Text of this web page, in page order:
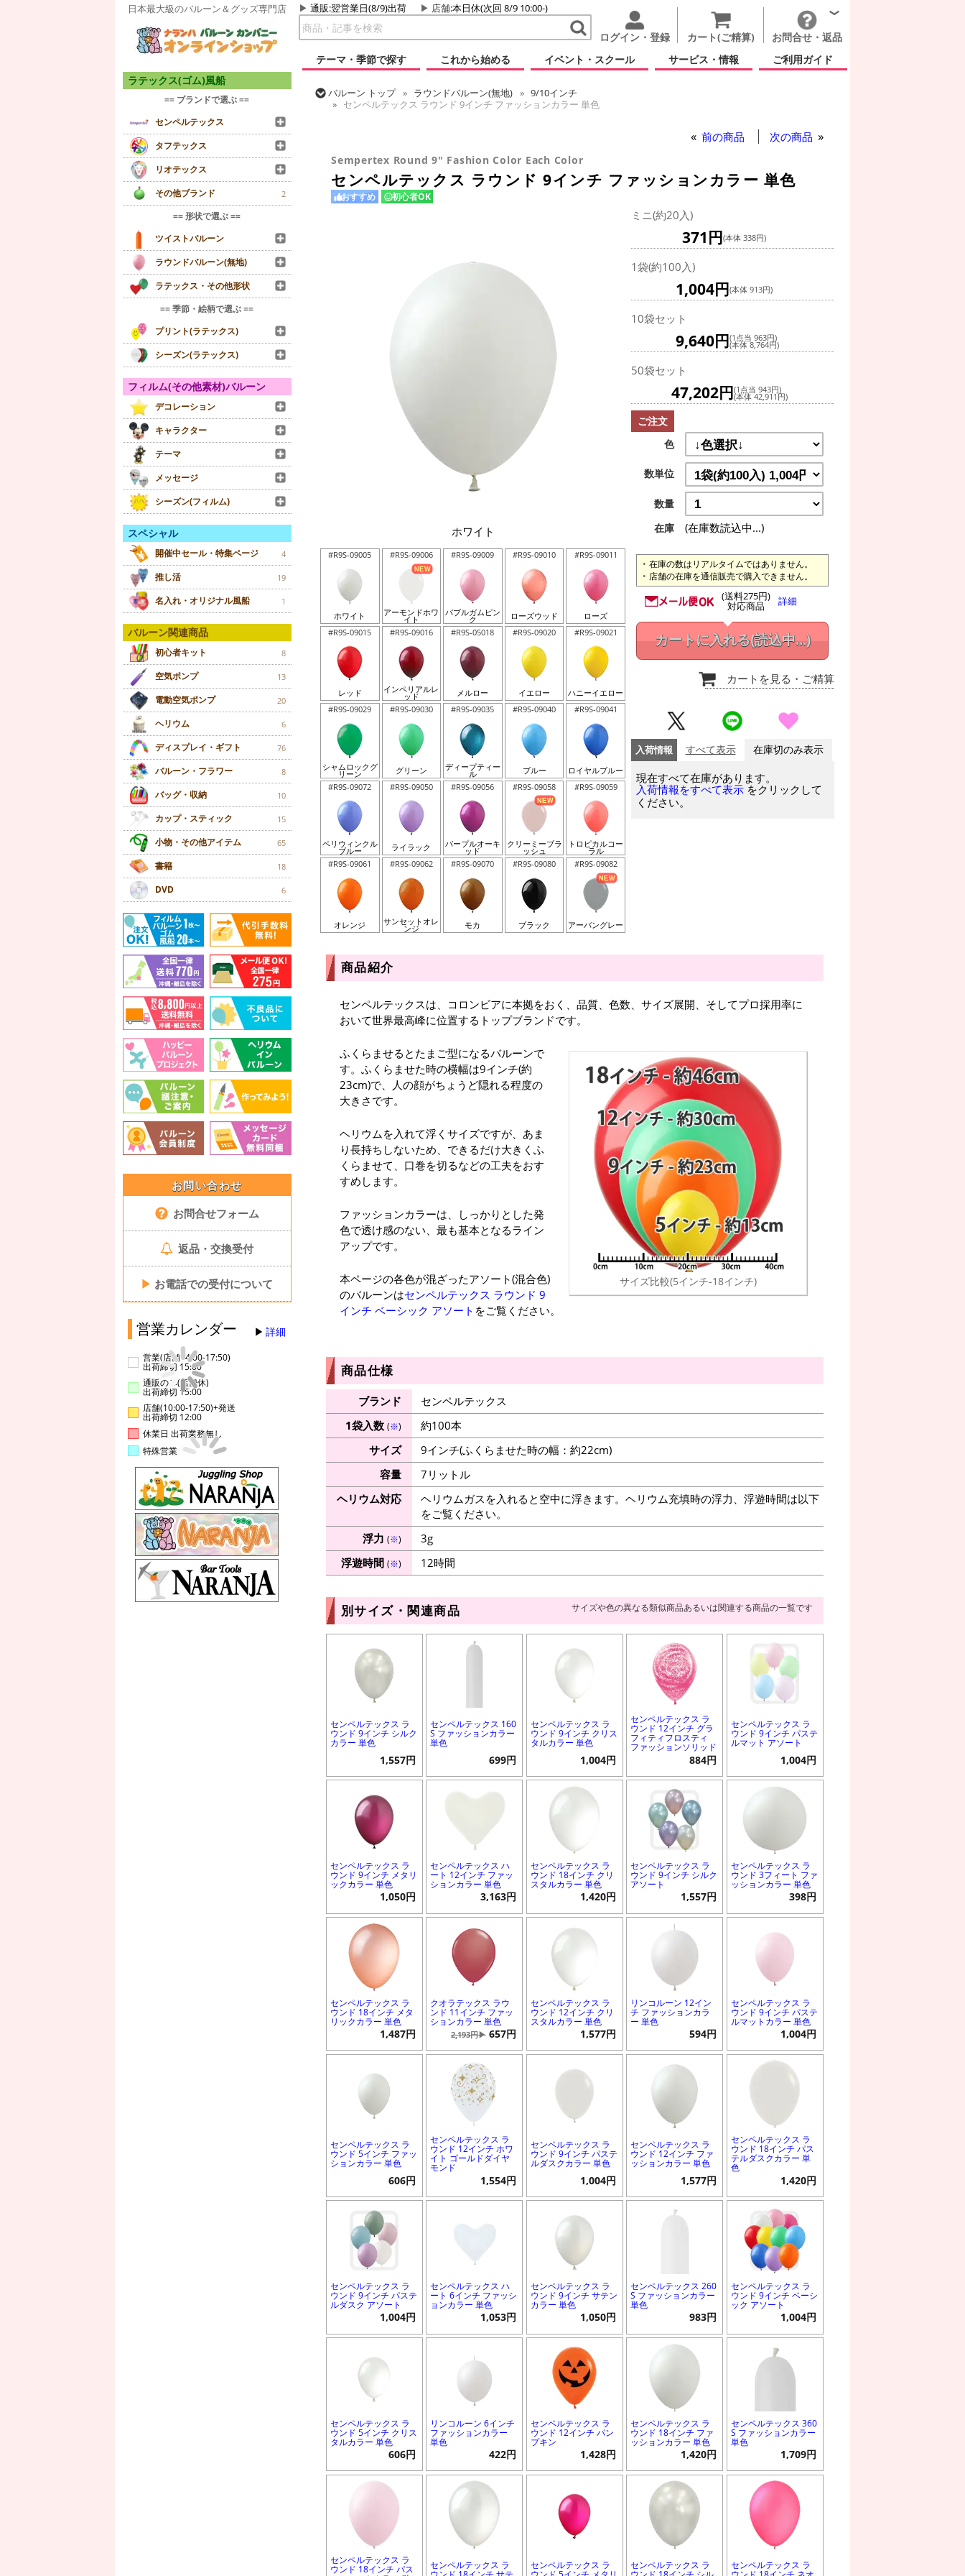
日本最大級のバルーン＆グッズ専門店 通販:翌営業日(8/9)出荷 店舗:本日休(次回 8/9 10:00-)
ログイン・登録 カート(ご精算)
お問合せ・返品
テーマ・季節で探す
これから始める イベント・スクール サービス・情報 ご利用ガイド
ラテックス(ゴム)風船
== ブランドで選ぶ ==
センペルテックス
タフテックス
リオテックス
その他ブランド
2
== 形状で選ぶ ==
ツイストバルーン
ラウンドバルーン(無地)
ラテックス・その他形状
== 季節・絵柄で選ぶ ==
プリント(ラテックス)
シーズン(ラテックス)
フィルム(その他素材)バルーン
デコレーション
キャラクター
テーマ
メッセージ
シーズン(フィルム)
スペシャル
開催中セール・特集ページ 4
推し活 19
名入れ・オリジナル風船 1
バルーン関連商品
初心者キット 8
空気ポンプ 13
電動空気ポンプ 20
ヘリウム 6
ディスプレイ・ギフト 76
バルーン・フラワー 8
バッグ・収納 10
カップ・スティック 15
小物・その他アイテム 65
書籍 18
DVD 6
お問い合わせ
お問合せフォーム
返品・交換受付
▶ お電話での受付について
営業カレンダー 詳細
営業(店舗14:00-17:50)
出荷締切 15:00
通販のみ(店舗休)
出荷締切 15:00
店舗(10:00-17:50)+発送
出荷締切 12:00
休業日 出荷業務無し
特殊営業
バルーン トップ ラウンドバルーン(無地)
9/10インチ
センペルテックス ラウンド 9インチ ファッションカラー 単色
前の商品 次の商品
Sempertex Round 9" Fashion Color Each Color
センペルテックス ラウンド 9インチ ファッションカラー 単色
おすすめ 初心者OK
ホワイト
#R9S-09005
ホワイト
#R9S-09006
アーモンドホワ
イト
#R9S-09009
バブルガムピン
ク
#R9S-09010
ローズウッド
#R9S-09011
ローズ
#R9S-09015
レッド
#R9S-09016
インペリアルレ
ッド
#R9S-05018
メルロー
#R9S-09020
イエロー
#R9S-09021
ハニーイエロー
#R9S-09029
シャムロックグ
リーン
#R9S-09030
グリーン
#R9S-09035
ディープティー
ル
#R9S-09040
ブルー
#R9S-09041
ロイヤルブルー
#R9S-09072
ペリウィンクル
ブルー
#R9S-09050
ライラック
#R9S-09056
パープルオーキ
ッド
#R9S-09058
クリーミーブラ
ッシュ
#R9S-09059
トロピカルコー
ラル
#R9S-09061
オレンジ
#R9S-09062
サンセットオレ
ンジ
#R9S-09070
モカ
#R9S-09080
ブラック
#R9S-09082
アーバングレー
ミニ(約20入)
371円(本体 338円)
1袋(約100入)
1,004円(本体 913円)
10袋セット
9,640円(1点当 963円)
(本体 8,764円)
50袋セット
47,202円(1点当 943円)
(本体 42,911円)
ご注文
色
数単位
数量
在庫
(在庫数読込中...)
在庫の数はリアルタイムではありません。
店舗の在庫を通信販売で購入できません。
(送料275円)
対応商品 詳細
カートに入れる(読込中...)
カートを見る ・ご精算
入荷情報 すべて表示 在庫切のみ表示
現在すべて在庫があります。
入荷情報をすべて表示 をクリックして
ください。
商品紹介
センペルテックスは、コロンビアに本拠をおく、品質、色数、サイズ展開、そしてプロ採用率に
おいて世界最高峰に位置するトップブランドです。
サイズ比較(5インチ-18インチ)
ふくらませるとたまご型になるバルーンで
す。ふくらませた時の横幅は9インチ(約
23cm)で、人の顔がちょうど隠れる程度の
大きさです。
ヘリウムを入れて浮くサイズですが、あま
り長持ちしないため、できるだけ大きくふ
くらませて、口巻を切るなどの工夫をおす
すめします。
ファッションカラーは、しっかりとした発
色で透け感のない、最も基本となるライン
アップです。
本ページの各色が混ざったアソート(混合色)
のバルーンはセンペルテックス ラウンド 9
インチ ベーシック アソート をご覧ください。
商品仕様
ブランド
センペルテックス
1袋入数 (※)
約100本
サイズ
9インチ(ふくらませた時の幅：約22cm)
容量
7リットル
ヘリウム対応
ヘリウムガスを入れると空中に浮きます。ヘリウム充填時の浮力、浮遊時間は以下
をご覧ください。
浮力 (※)
3g
浮遊時間 (※) 12時間
別サイズ・関連商品 サイズや色の異なる類似商品あるいは関連する商品の一覧です
センペルテックス ラ
ウンド 9インチ シルク
カラー 単色
1,557円
センペルテックス 160
S ファッションカラー
単色
699円
センペルテックス ラ
ウンド 9インチ クリス
タルカラー 単色
1,004円
センペルテックス ラ
ウンド 12インチ グラ
フィティフロスティ
ファッションソリッド
884円
センペルテックス ラ
ウンド 9インチ パステ
ルマット アソート
1,004円
センペルテックス ラ
ウンド 9インチ メタリ
ックカラー 単色
1,050円
センペルテックス ハ
ート 12インチ ファッ
ションカラー 単色
3,163円
センペルテックス ラ
ウンド 18インチ クリ
スタルカラー 単色
1,420円
センペルテックス ラ
ウンド 9インチ シルク
アソート
1,557円
センペルテックス ラ
ウンド 3フィート ファ
ッションカラー 単色
398円
センペルテックス ラ
ウンド 18インチ メタ
リックカラー 単色
1,487円
クオラテックス ラウ
ンド 11インチ ファッ
ションカラー 単色
2,193円▶ 657円
センペルテックス ラ
ウンド 12インチ クリ
スタルカラー 単色
1,577円
リンコルーン 12イン
チ ファッションカラ
ー 単色
594円
センペルテックス ラ
ウンド 9インチ パステ
ルマットカラー 単色
1,004円
センペルテックス ラ
ウンド 5インチ ファッ
ションカラー 単色
606円
センペルテックス ラ
ウンド 12インチ ホワ
イト ゴールドダイヤ
モンド
1,554円
センペルテックス ラ
ウンド 9インチ パステ
ルダスクカラー 単色
1,004円
センペルテックス ラ
ウンド 12インチ ファ
ッションカラー 単色
1,577円
センペルテックス ラ
ウンド 18インチ パス
テルダスクカラー 単
色
1,420円
センペルテックス ラ
ウンド 9インチ パステ
ルダスク アソート
1,004円
センペルテックス ハ
ート 6インチ ファッシ
ョンカラー 単色
1,053円
センペルテックス ラ
ウンド 9インチ サテン
カラー 単色
1,050円
センペルテックス 260
S ファッションカラー
単色
983円
センペルテックス ラ
ウンド 9インチ ベーシ
ック アソート
1,004円
センペルテックス ラ
ウンド 5インチ クリス
タルカラー 単色
606円
リンコルーン 6インチ
ファッションカラー
単色
422円
センペルテックス ラ
ウンド 12インチ パン
プキン
1,428円
センペルテックス ラ
ウンド 18インチ ファ
ッションカラー 単色
1,420円
センペルテックス 360
S ファッションカラー
単色
1,709円
センペルテックス ラ
ウンド 18インチ パス センペルテックス ラ センペルテックス ラ センペルテックス ラ センペルテックス ラ